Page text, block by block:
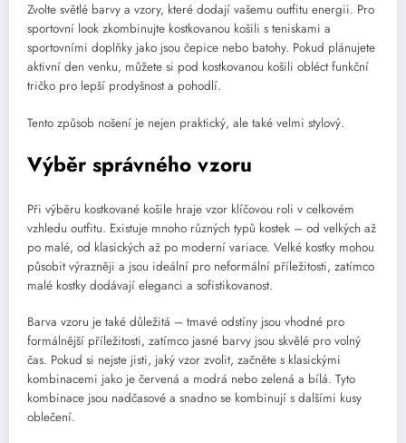
Zvolte světlé barvy a vzory, které dodají vašemu outfitu energii. Pro
sportovní look zkombinujte kostkovanou košili s teniskami a
sportovními doplňky jako jsou čepice nebo batohy. Pokud plánujete
aktivní den venku, můžete si pod kostkovanou košili obléct funkční
tričko pro lepší prodyšnost a pohodlí.
Tento způsob nošení je nejen praktický, ale také velmi stylový.
Výběr správného vzoru
Při výběru kostkované košile hraje vzor klíčovou roli v celkovém
vzhledu outfitu. Existuje mnoho různých typů kostek – od velkých až
po malé, od klasických až po moderní variace. Velké kostky mohou
působit výrazněji a jsou ideální pro neformální příležitosti, zatímco
malé kostky dodávají eleganci a sofistikovanost.
Barva vzoru je také důležitá – tmavé odstíny jsou vhodné pro
formálnější příležitosti, zatímco jasné barvy jsou skvělé pro volný
čas. Pokud si nejste jisti, jaký vzor zvolit, začněte s klasickými
kombinacemi jako je červená a modrá nebo zelená a bílá. Tyto
kombinace jsou nadčasové a snadno se kombinují s dalšími kusy
oblečení.